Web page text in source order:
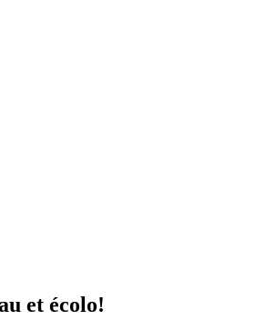
et écolo!